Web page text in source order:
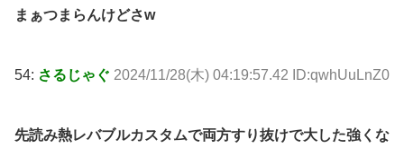
まぁつまらんけどさw
54: さるじゃぐ 2024/11/28(木) 04:19:57.42 ID:qwhUuLnZ0
先読み熱レバブルカスタムで両方すり抜けで大した強くな